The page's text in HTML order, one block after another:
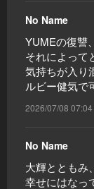
No Name
YUMEの復讐
それによって
気持ちが入り
ルビー健気で
2026/07/08 07:04
No Name
大輝とともみ
幸せにはなっ